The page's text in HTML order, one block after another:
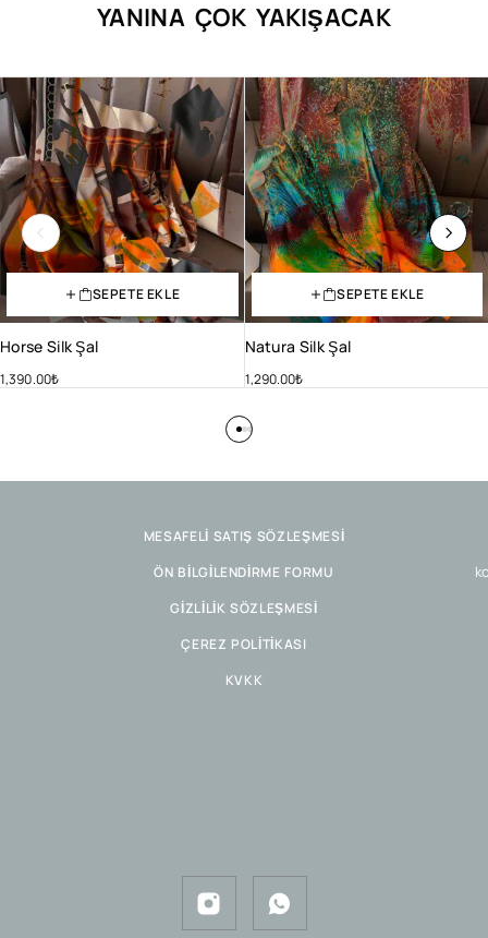
YANINA ÇOK YAKIŞACAK
SEPETE EKLE
Horse Silk Şal
1,390.00₺
SEPETE EKLE
Natura Silk Şal
1,290.00₺
MESAFELİ SATIŞ SÖZLEŞMESİ
ÖN BİLGİLENDİRME FORMU
GİZLİLİK SÖZLEŞMESİ
ÇEREZ POLİTİKASI
KVKK